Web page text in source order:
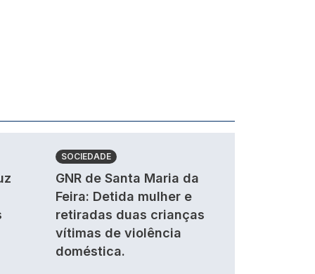
SOCIEDADE
GNR de Santa Maria da
Feira: Detida mulher e
retiradas duas crianças
vítimas de violência
doméstica.